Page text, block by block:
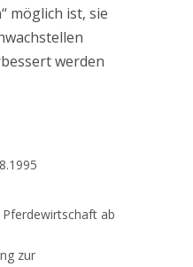
möglich ist, sie
werden
ab
zur